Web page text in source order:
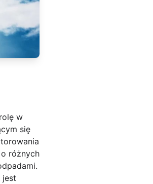
w
się
różnych
jest